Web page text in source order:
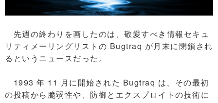
先週の終わりを画したのは、敬愛すべき情報セキュ
リティメーリングリストの Bugtraq が月末に閉鎖され
るというニュースだった。
1993 年 11 月に開始された Bugtraq は、その最初
の投稿から脆弱性や、防御とエクスプロイトの技術に